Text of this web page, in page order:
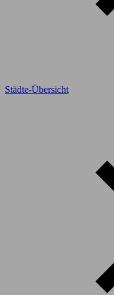
Städte-Übersicht